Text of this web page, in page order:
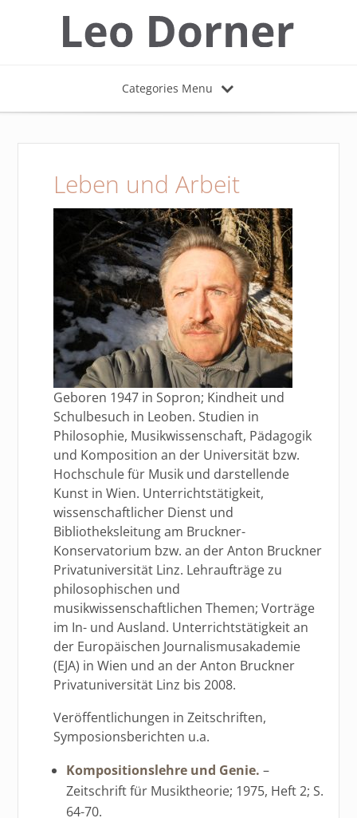
Categories Menu
Leben und Arbeit
Geboren 1947 in Sopron; Kindheit und
Schulbesuch in Leoben. Studien in
Philosophie, Musikwissenschaft, Pädagogik
und Komposition an der Universität bzw.
Hochschule für Musik und darstellende
Kunst in Wien. Unterrichtstätigkeit,
wissenschaftlicher Dienst und
Bibliotheksleitung am Bruckner-
Konservatorium bzw. an der Anton Bruckner
Privatuniversität Linz. Lehraufträge zu
philosophischen und
musikwissenschaftlichen Themen; Vorträge
im In- und Ausland. Unterrichtstätigkeit an
der Europäischen Journalismusakademie
(EJA) in Wien und an der Anton Bruckner
Privatuniversität Linz bis 2008.
Veröffentlichungen in Zeitschriften,
Symposionsberichten u.a.
Kompositionslehre und Genie. –
Zeitschrift für Musiktheorie; 1975, Heft 2; S.
64-70.